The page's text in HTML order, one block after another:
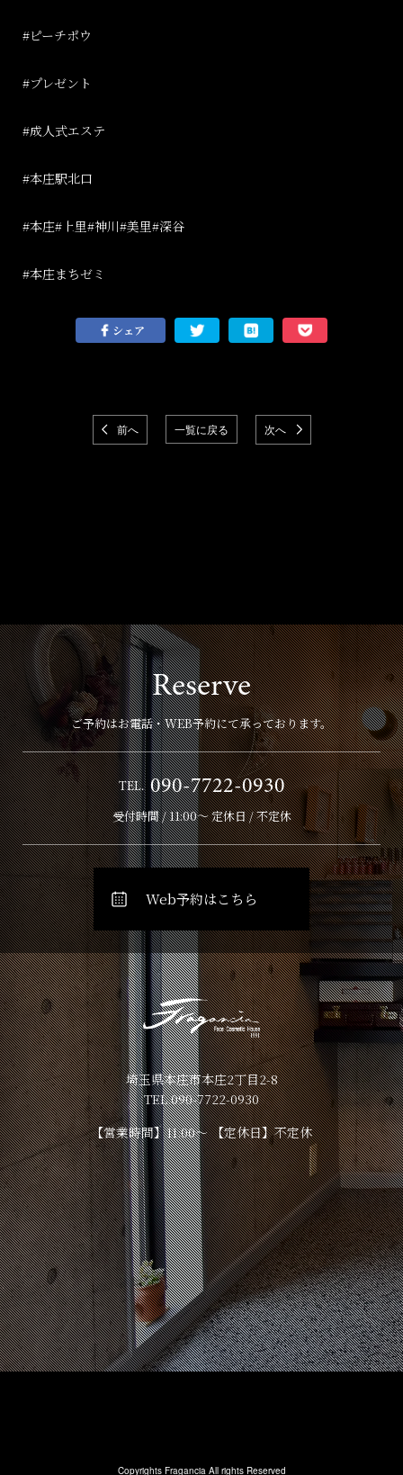
#ピーチポウ
#プレゼント
#成人式エステ
#本庄駅北口
#本庄# 上里#神川#美里#深谷
#本庄まちゼミ
シェア
前へ 一覧に戻る 次へ
Reserve
ご予約はお電話・WEB予約にて承っております。
TEL. 090-7722-0930
受付時間 / 11:00～ 定休日 / 不定休
Web予約はこちら
埼玉県本庄市本庄2丁目2-8
TEL.090-7722-0930
【営業時間】11:00～ 【定休日】不定休
Copyrights Fragancia All rights Reserved